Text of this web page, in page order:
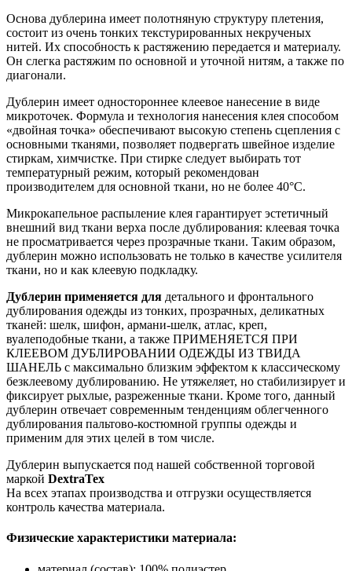
Основа дублерина имеет полотняную структуру плетения,
состоит из очень тонких текстурированных некрученых
нитей. Их способность к растяжению передается и материалу.
Он слегка растяжим по основной и уточной нитям, а также по
диагонали.
Дублерин имеет одностороннее клеевое нанесение в виде
микроточек. Формула и технология нанесения клея способом
«двойная точка» обеспечивают высокую степень сцепления с
основными тканями, позволяет подвергать швейное изделие
стиркам, химчистке. При стирке следует выбирать тот
температурный режим, который рекомендован
производителем для основной ткани, но не более 40°С.
Микрокапельное распыление клея гарантирует эстетичный
внешний вид ткани верха после дублирования: клеевая точка
не просматривается через прозрачные ткани. Таким образом,
дублерин можно использовать не только в качестве усилителя
ткани, но и как клеевую подкладку.
Дублерин применяется для детального и фронтального
дублирования одежды из тонких, прозрачных, деликатных
тканей: шелк, шифон, армани-шелк, атлас, креп,
вуалеподобные ткани, а также ПРИМЕНЯЕТСЯ ПРИ
КЛЕЕВОМ ДУБЛИРОВАНИИ ОДЕЖДЫ ИЗ ТВИДА
ШАНЕЛЬ с максимально близким эффектом к классическому
безклеевому дублированию. Не утяжеляет, но стабилизирует и
фиксирует рыхлые, разреженные ткани. Кроме того, данный
дублерин отвечает современным тенденциям облегченного
дублирования пальтово-костюмной группы одежды и
применим для этих целей в том числе.
Дублерин выпускается под нашей собственной торговой
маркой DextraTex
На всех этапах производства и отгрузки осуществляется
контроль качества материала.
Физические характеристики материала: